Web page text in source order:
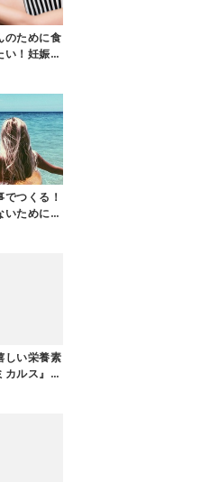
のために食
！妊娠中
つくる！
ために必
しい栄養素
カルス』の